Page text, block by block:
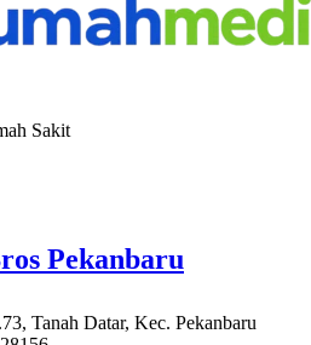
Sakit
Pekanbaru
Tanah Datar, Kec. Pekanbaru